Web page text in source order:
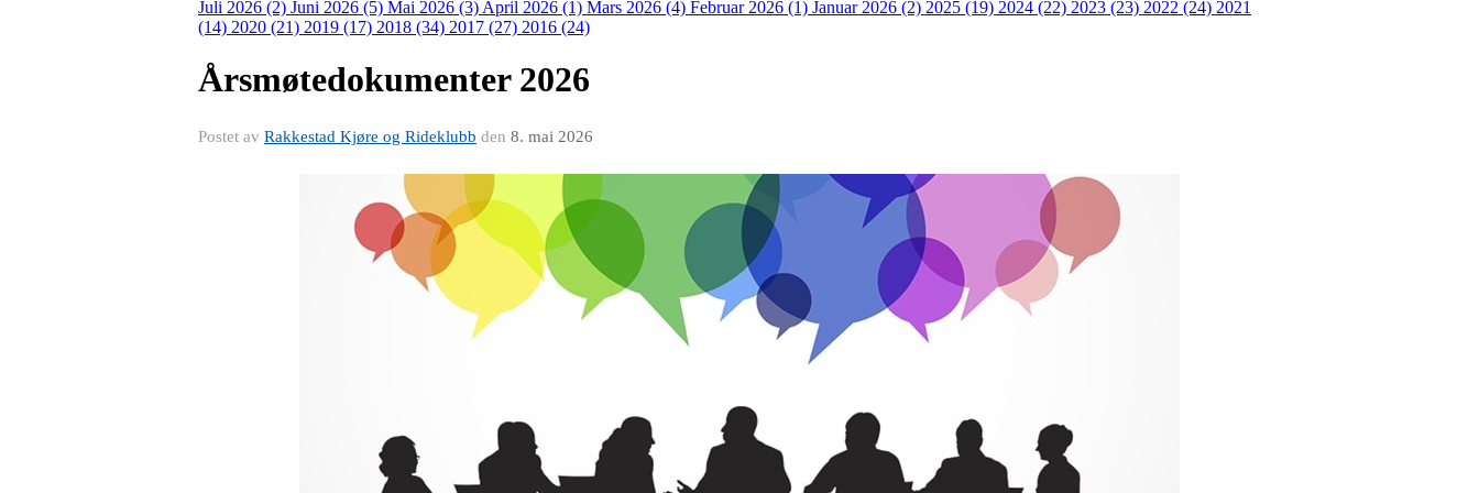
Juli 2026 (2) Juni 2026 (5) Mai 2026 (3) April 2026 (1) Mars 2026 (4) Februar 2026 (1) Januar 2026 (2) 2025 (19) 2024 (22) 2023 (23) 2022 (24) 2021
(14) 2020 (21) 2019 (17) 2018 (34) 2017 (27) 2016 (24)
Årsmøtedokumenter 2026
Postet av Rakkestad Kjøre og Rideklubb den 8. mai 2026